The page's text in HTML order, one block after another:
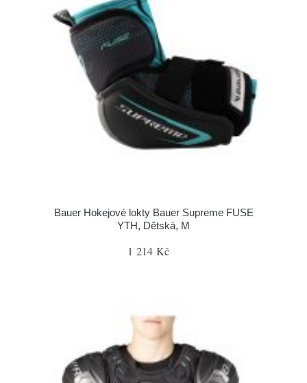
Bauer Hokejové lokty Bauer Supreme FUSE
YTH, Dětská, M
1 214 Kč